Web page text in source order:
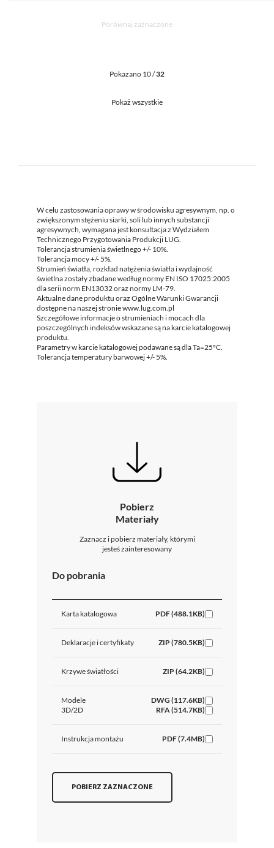
Porównaj zaznaczone
Pokazano 10 /32
Pokaż wszystkie
W celu zastosowania oprawy w środowisku agresywnym, np. o
zwiększonym stężeniu siarki, soli lub innych substancji
agresywnych, wymagana jest konsultacja z Wydziałem
Technicznego Przygotowania Produkcji LUG.
Tolerancja strumienia świetlnego +/- 10%.
Tolerancja mocy +/- 5%.
Strumień światła, rozkład natężenia światła i wydajność
świetlna zostały zbadane według normy EN ISO 17025:2005
dla serii norm EN13032 oraz normy LM-79.
Aktualne dane produktu oraz Ogólne Warunki Gwarancji
dostępne na naszej stronie www.lug.com.pl
Szczegółowe informacje o strumieniach i mocach dla
poszczególnych indeksów wskazane są na karcie katalogowej
produktu.
Parametry w karcie katalogowej podawane są dla Ta=25°C.
Tolerancja temperatury barwowej +/- 5%.
Pobierz
Materiały
Zaznacz i pobierz materiały, którymi
jesteś zainteresowany
Do pobrania
Karta katalogowa PDF (488.1KB)
Deklaracje i certyfikaty ZIP (780.5KB)
Krzywe światłości ZIP (64.2KB)
Modele
3D/2D
DWG (117.6KB)
RFA (514.7KB)
Instrukcja montażu PDF (7.4MB)
POBIERZ ZAZNACZONE